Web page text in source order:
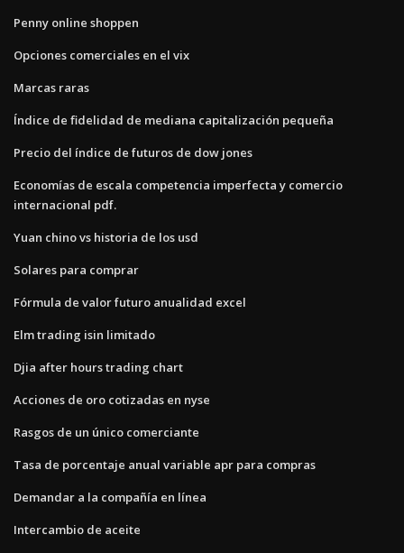
Penny online shoppen
Opciones comerciales en el vix
Marcas raras
Índice de fidelidad de mediana capitalización pequeña
Precio del índice de futuros de dow jones
Economías de escala competencia imperfecta y comercio
internacional pdf.
Yuan chino vs historia de los usd
Solares para comprar
Fórmula de valor futuro anualidad excel
Elm trading isin limitado
Djia after hours trading chart
Acciones de oro cotizadas en nyse
Rasgos de un único comerciante
Tasa de porcentaje anual variable apr para compras
Demandar a la compañía en línea
Intercambio de aceite